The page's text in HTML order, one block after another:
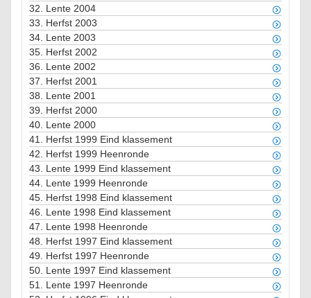
32. Lente 2004
33. Herfst 2003
34. Lente 2003
35. Herfst 2002
36. Lente 2002
37. Herfst 2001
38. Lente 2001
39. Herfst 2000
40. Lente 2000
41. Herfst 1999 Eind klassement
42. Herfst 1999 Heenronde
43. Lente 1999 Eind klassement
44. Lente 1999 Heenronde
45. Herfst 1998 Eind klassement
46. Lente 1998 Eind klassement
47. Lente 1998 Heenronde
48. Herfst 1997 Eind klassement
49. Herfst 1997 Heenronde
50. Lente 1997 Eind klassement
51. Lente 1997 Heenronde